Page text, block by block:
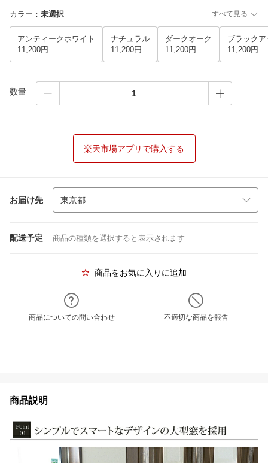
カラー ： 未選択 すべて見る
アンティークホワイト
11,200円
ナチュラル
11,200円
ダークオーク
11,200円
ブラック
11,200円
数量
楽天市場アプリで購入する
お届け先
配送予定 商品の種類を選択すると表示されます
商品をお気に入りに追加
商品についての問い合わせ 不適切な商品を報告
商品説明